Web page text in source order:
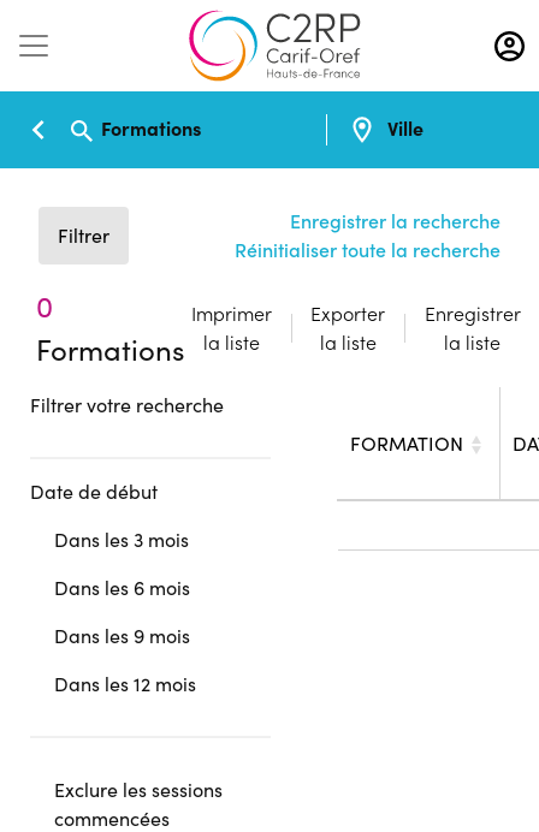
Aller
au
contenu
Formations Ville
Filtrer
Enregistrer la recherche
Réinitialiser toute la recherche
0
Formations
Imprimer
la liste
Exporter
la liste
Enregistrer
la liste
Filtrer votre recherche
Date de début
Dans les 3 mois
Dans les 6 mois
Dans les 9 mois
Dans les 12 mois
Exclure les sessions
commencées
FORMATION